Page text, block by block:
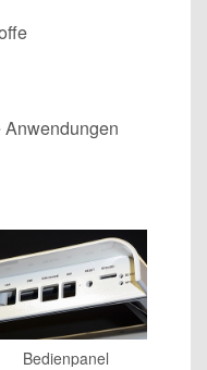
Bedien­panel